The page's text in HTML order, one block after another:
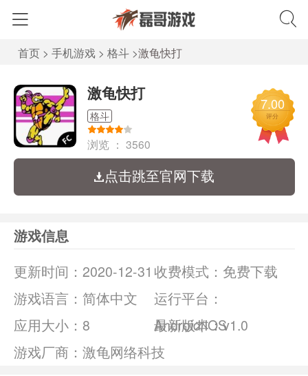
首页 > 手机游戏 > 格斗 >激龟快打
激龟快打
格斗
浏览 ： 3560
7.00
评分
点击跳至官网下载
游戏信息
更新时间： 2020-12-31 收费模式： 免费下载
游戏语言： 简体中文
运行平台：
Android/IOS
应用大小： 8
最新版本：v1.0
游戏厂商：激龟网络科技